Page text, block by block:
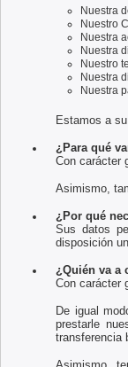
Nuestra
Nuestro
Nuestra
Nuestra
Nuestro
Nuestra
Nuestra
Estamos a
¿Para qué
Con carácter
Asimismo,
¿Por qué
Sus datos
disposición
¿Quién va a
Con carácter
De igual
prestarle
transferencia